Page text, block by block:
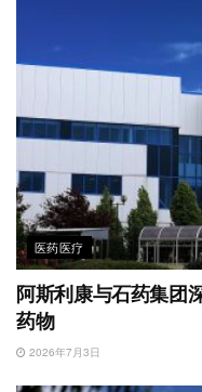
医药医疗
阿斯利康与石药集团
药物
2026年7月3日